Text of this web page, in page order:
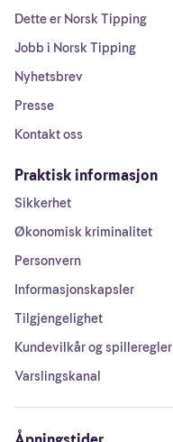
Dette er Norsk Tipping
Jobb i Norsk Tipping
Nyhetsbrev
Presse
Kontakt oss
Praktisk informasjon
Sikkerhet
Økonomisk kriminalitet
Personvern
Informasjonskapsler
Tilgjengelighet
Kundevilkår og spilleregler
Varslingskanal